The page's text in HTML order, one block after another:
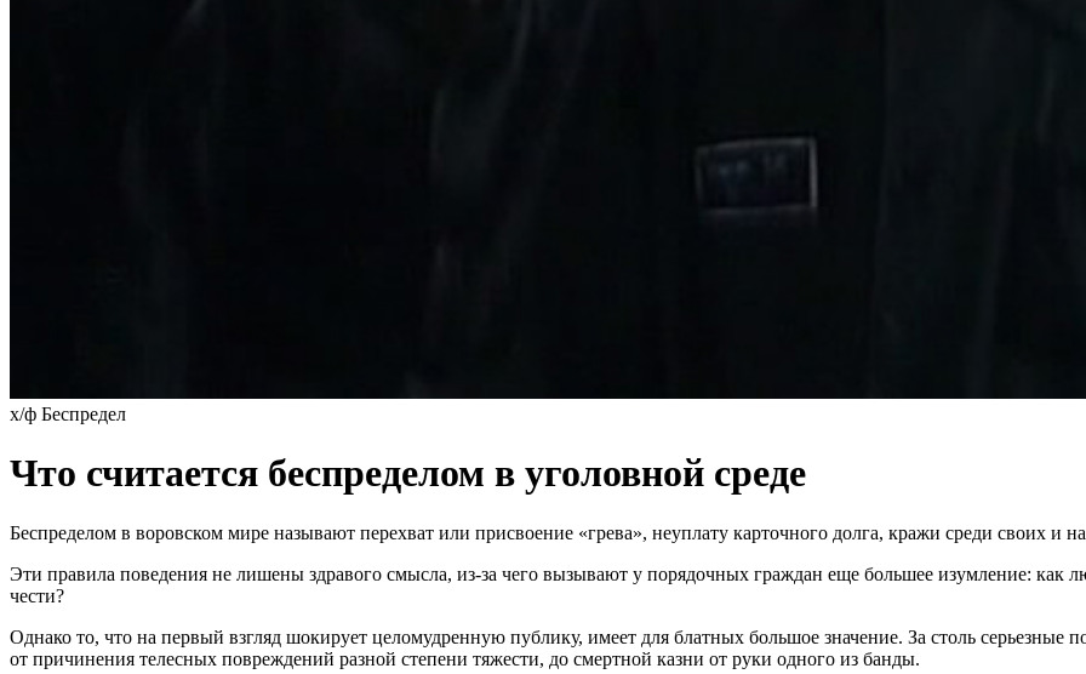
х/ф Беспредел
Что считается беспределом в уголовной среде
Беспределом в воровском мире называют перехват или присвоение «грева», неуплату карточного долга, кражи среди своих
Эти правила поведения не лишены здравого смысла, из-за чего вызывают у порядочных граждан еще большее изумление: как
чести?
Однако то, что на первый взгляд шокирует целомудренную публику, имеет для блатных большое значение. За столь серьезные
от причинения телесных повреждений разной степени тяжести, до смертной казни от руки одного из банды.